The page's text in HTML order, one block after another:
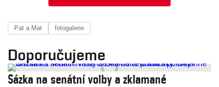
Pat a Mat fotogalerie
Doporučujeme
Sázka na senátní volby a zklamané